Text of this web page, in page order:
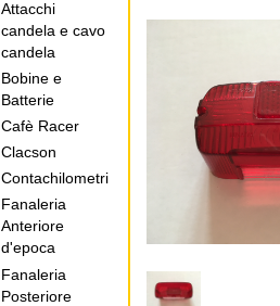
Attacchi
candela e cavo
candela
Bobine e
Batterie
Cafè Racer
Clacson
Contachilometri
Fanaleria
Anteriore
d'epoca
Fanaleria
Posteriore